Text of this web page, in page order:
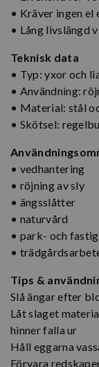
• Kräver ingen el
• Lång livslängd
Teknisk data
• Typ: yxor och
• Användning:
• Material: stål
• Skötsel:
• vedhantering
• röjning av sly
• ängsslåtter
• naturvård
• park- och
•
Tips &
Slå ängar efter
Låt slaget
hinner falla ur
Håll eggarna
Förvara